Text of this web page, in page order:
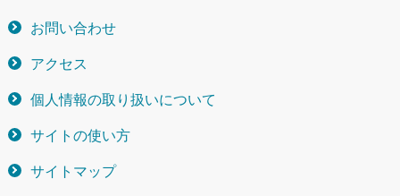
お問い合わせ
アクセス
個人情報の取り扱いについて
サイトの使い方
サイトマップ